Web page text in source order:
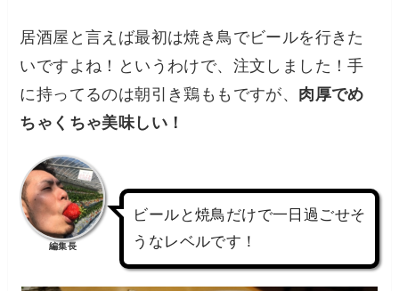
居酒屋と言えば最初は焼き鳥でビールを行きた
いですよね！というわけで、注文しました！手
に持ってるのは朝引き鶏ももですが、 肉厚でめ
ちゃくちゃ美味しい！
編集長
ビールと焼鳥だけで一日過ごせそ
うなレベルです！